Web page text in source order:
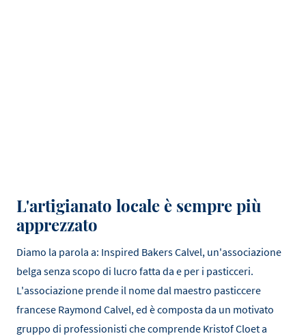
L'artigianato locale è sempre più
apprezzato
Diamo la parola a: Inspired Bakers Calvel, un'associazione
belga senza scopo di lucro fatta da e per i pasticceri.
L'associazione prende il nome dal maestro pasticcere
francese Raymond Calvel, ed è composta da un motivato
gruppo di professionisti che comprende Kristof Cloet a